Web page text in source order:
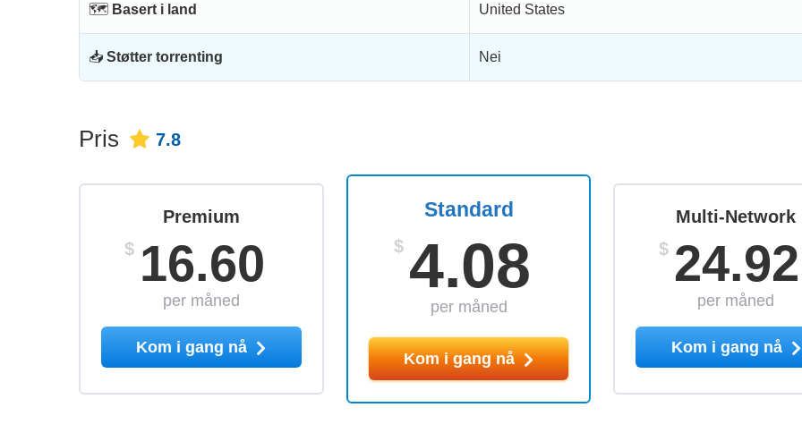
🗺 Basert i land United States
📥 Støtter torrenting Nei
Pris 7.8
Standard
$ 4.08
per måned
Kom i gang nå
Premium
$ 16.60
per måned
Kom i gang nå
Multi-Network
$ 24.92
per måned
Kom i gang nå